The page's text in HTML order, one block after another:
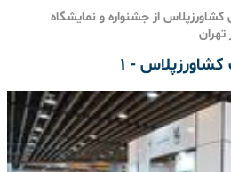
کشاورزپلاس از جشنواره و نمایشگاه
- 1